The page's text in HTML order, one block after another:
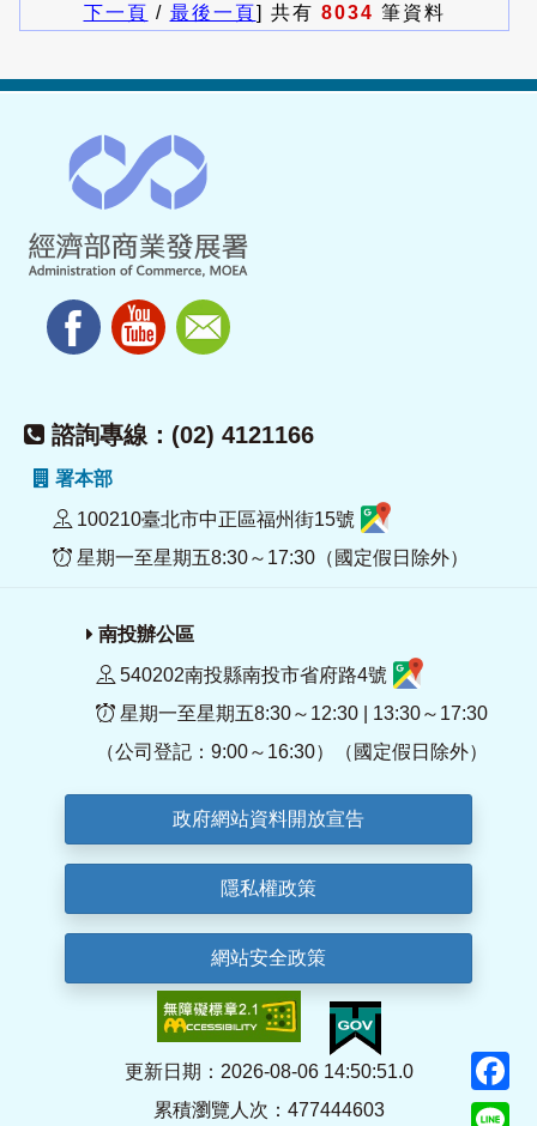
下一頁 / 最後一頁] 共有 8034 筆資料
諮詢專線：(02) 4121166
署本部
100210臺北市中正區福州街15號
星期一至星期五8:30～17:30（國定假日除外）
南投辦公區
540202南投縣南投市省府路4號
星期一至星期五8:30～12:30 | 13:30～17:30
（公司登記：9:00～16:30）（國定假日除外）
政府網站資料開放宣告
隱私權政策
網站安全政策
更新日期：2026-08-06 14:50:51.0
累積瀏覽人次：477444603